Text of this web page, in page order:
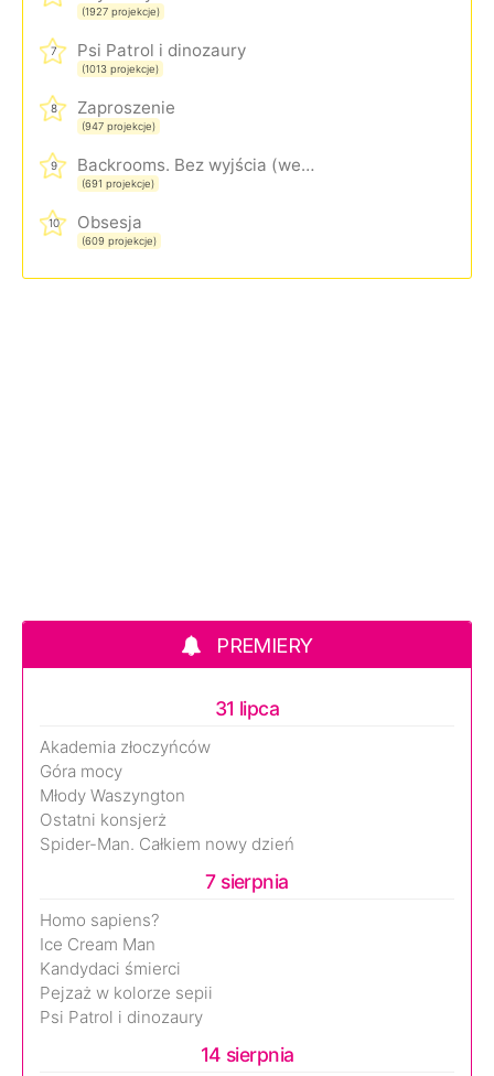
(1927 projekcje)
7 Psi Patrol i dinozaury
(1013 projekcje)
8 Zaproszenie
(947 projekcje)
9 Backrooms. Bez wyjścia (wersja rozszerzona)
(691 projekcje)
10 Obsesja
(609 projekcje)
PREMIERY
31 lipca
Akademia złoczyńców
Góra mocy
Młody Waszyngton
Ostatni konsjerż
Spider-Man. Całkiem nowy dzień
7 sierpnia
Homo sapiens?
Ice Cream Man
Kandydaci śmierci
Pejzaż w kolorze sepii
Psi Patrol i dinozaury
14 sierpnia